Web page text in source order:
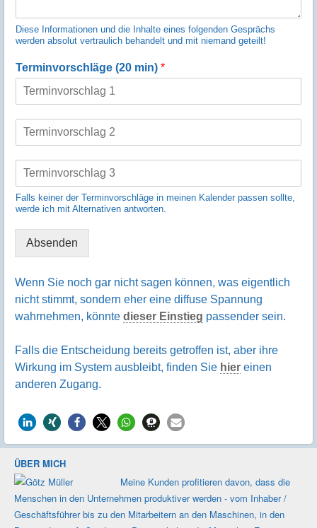
Diese Informationen und die Inhalte eines folgenden Gesprächs
werden absolut vertraulich behandelt und mit niemand geteilt!
Terminvorschläge (20 min) *
i
l
T
e
t
n
z
g
r
T
x
t
Falls keiner der Terminvorschläge in meinen Kalender passen sollte,
werde ich mit Alternativen antworten.
Absenden
Wenn Sie noch gar nicht sagen können, was eigentlich
nicht stimmt, sondern eher eine diffuse Spannung
wahrnehmen, könnte dieser Einstieg passender sein.
Falls die Entscheidung bereits getroffen ist, aber ihre
Wirkung im System ausbleibt, finden Sie hier einen
anderen Zugang.
ÜBER MICH
Meine Kunden profi­tieren davon, dass die
Men­schen in den Unter­nehmen produk­tiver werden - vom Inhaber /
Geschäfts­führer bis zu den Mit­ar­beitern an den Maschi­nen, in den